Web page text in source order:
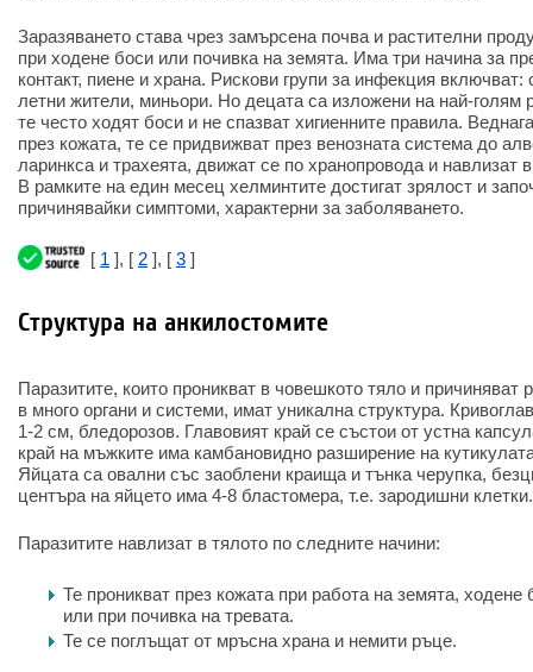
Заразяването става чрез замърсена почва и растителни
при ходене боси или почивка на земята. Има три начина за
контакт, пиене и храна. Рискови групи за инфекция
летни жители, миньори. Но децата са изложени на най-голям
те често ходят боси и не спазват хигиенните правила.
през кожата, те се придвижват през венозната система до
ларинкса и трахеята, движат се по хранопровода и навлизат
В рамките на един месец хелминтите достигат зрялост и
причинявайки симптоми, характерни за заболяването.
[ 1 ], [ 2 ], [ 3 ]
Структура на анкилостомите
Паразитите, които проникват в човешкото тяло и причиняват
в много органи и системи, имат уникална структура.
1-2 см, бледорозов. Главовият край се състои от устна
край на мъжките има камбановидно разширение на
Яйцата са овални със заоблени краища и тънка черупка,
центъра на яйцето има 4-8 бластомера, т.е. зародишни клетки.
Паразитите навлизат в тялото по следните начини:
Те проникват през кожата при работа на земята, ходене
или при почивка на тревата.
Те се поглъщат от мръсна храна и немити ръце.